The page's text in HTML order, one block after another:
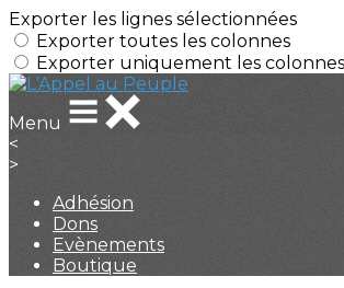
Exporter les lignes sélectionnées
Exporter toutes les colonnes
Exporter uniquement les
Menu
<
>
Adhésion
Dons
Evènements
Boutique